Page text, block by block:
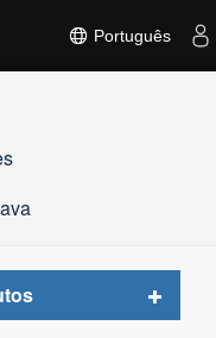
Português
Toggle